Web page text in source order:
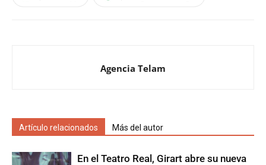
Agencia Telam
Artículo relacionados Más del autor
En el Teatro Real, Girart abre su nueva